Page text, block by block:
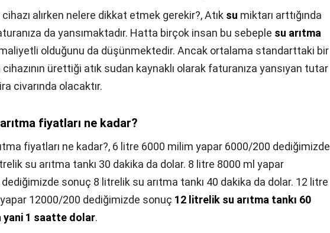
cihazı alırken nelere dikkat etmek gerekir?,Atık su miktarı arttığında
da yansımaktadır. Hatta birçok insan bu sebeple su arıtma
maliyetli olduğunu da düşünmektedir. Ancak ortalama standarttaki bir
cihazının ürettiği atık sudan kaynaklı olarak faturanıza yansıyan tutar
civarında olacaktır.
fiyatları ne kadar?
fiyatları ne kadar?, 6 litre 6000 milim yapar 6000/200 dediğimizde
su arıtma tankı 30 dakika da dolar. 8 litre 8000 ml yapar
sonuç 8 litrelik su arıtma tankı 40 dakika da dolar. 12 litre
12000/200 dediğimizde sonuç 12 litrelik su arıtma tankı 60
yani 1 saatte dolar.